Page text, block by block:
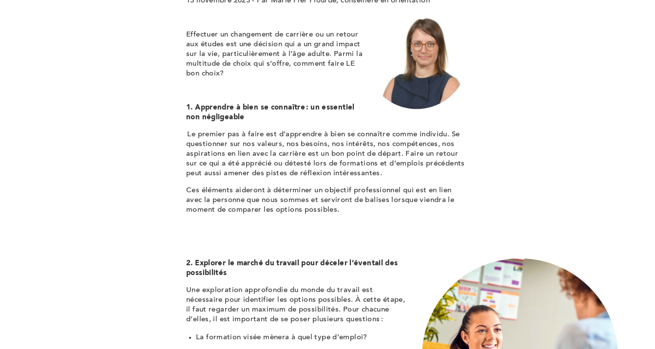
Effectuer un changement de carrière ou un retour
aux études est une décision qui a un grand impact
sur la vie, particulièrement à l’âge adulte. Parmi la
multitude de choix qui s’offre, comment faire LE
bon choix?
1. Apprendre à bien se connaître : un essentiel
non négligeable
Le premier pas à faire est d’apprendre à bien se connaître comme individu. Se
questionner sur nos valeurs, nos besoins, nos intérêts, nos compétences, nos
aspirations en lien avec la carrière est un bon point de départ. Faire un retour
sur ce qui a été apprécié ou détesté lors de formations et d’emplois précédents
peut aussi amener des pistes de réflexion intéressantes.
Ces éléments aideront à déterminer un objectif professionnel qui est en lien
avec la personne que nous sommes et serviront de balises lorsque viendra le
moment de comparer les options possibles.
2. Explorer le marché du travail pour déceler l’éventail des
possibilités
Une exploration approfondie du monde du travail est
nécessaire pour identifier les options possibles. À cette étape,
il faut regarder un maximum de possibilités. Pour chacune
d’elles, il est important de se poser plusieurs questions :
La formation visée mènera à quel type d’emploi?